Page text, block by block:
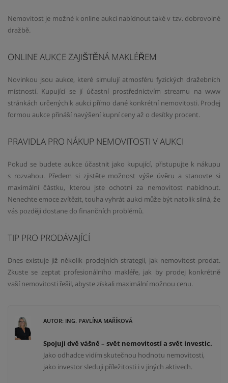
Nemovitost je možné k online aukci nabídnout také v tzv. dobrovolné
dražbě.
ONLINE AUKCE ZAJIŠTĚNÁ MAKLÉŘEM
Novinkou jsou aukce, které simulují atmosféru fyzických dražebních
místností. Kupující se jí účastní prostřednictvím streamu na www
stránkách určených k aukci přímo dané konkrétní nemovitosti. Prodej
formou aukce přináší navýšení kupní ceny až o desítky procent.
PRAVIDLA PRO NÁKUP NEMOVITOSTI V AUKCI
Pokud se budete aukce účastnit jako kupující, přistupujte k nákupu
s rozvahou. Předem si zjistěte možnost výše úvěru a stanovte si
maximální částku, kterou jste ochotni za nemovitost nabídnout.
Nenechte emoce zvítězit, touha vyhrát aukci může být natolik silná, že
vás později dostane do finančních problémů.
TIP PRO PRODÁVAJÍCÍ
Dnes existuje již několik prodejních strategií, jak nemovitost prodat.
Zkuste se zeptat profesionálního makléře, jak by prodej konkrétně
vaší nemovitosti řešil, abyste získali maximální možnou cenu.
AUTOR: ING. PAVLÍNA MAŘÍKOVÁ
Spojuji dvě vášně – svět nemovitostí a svět investic.
Jako odhadce vidím skutečnou hodnotu nemovitosti,
jako investor sleduji příležitosti i v jiných aktivech.